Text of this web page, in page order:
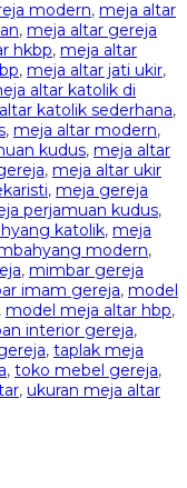
modern, meja altar
, meja altar gereja
hkbp, meja altar
, meja altar jati ukir,
altar katolik di
katolik sederhana,
, meja altar modern,
kudus, meja altar
, meja altar ukir
, meja gereja
perjamuan kudus,
katolik, meja
modern,
, mimbar gereja
imam gereja, model
, model meja altar hbp,
interior gereja,
, taplak meja
, toko mebel gereja,
, ukuran meja altar